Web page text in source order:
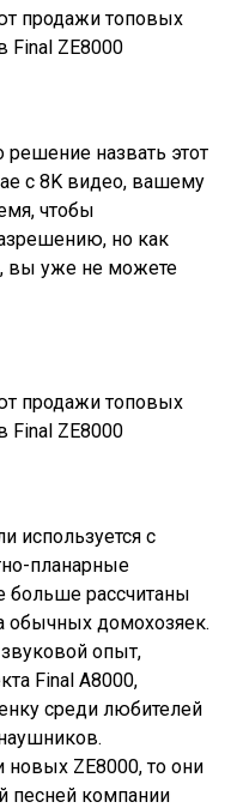
назвать этот
с 8K видео, вашему
чтобы
но как
вы уже не можете
используется с
планарные
больше рассчитаны
обычных домохозяек.
опыт,
Final A8000,
среди любителей
новых ZE8000, то они
песней компании